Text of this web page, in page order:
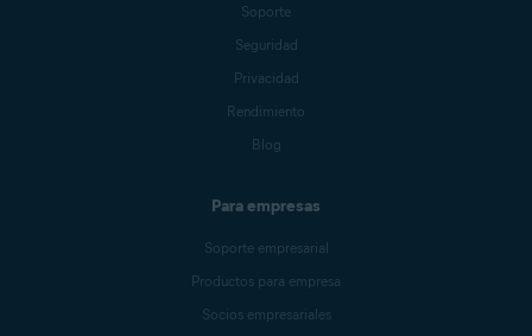
Soporte
Seguridad
Privacidad
Rendimiento
Blog
Para empresas
Soporte empresarial
Productos para empresa
Socios empresariales